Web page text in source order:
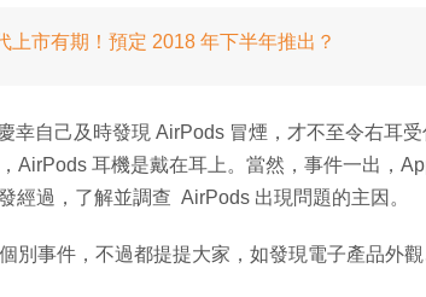
上市有期！預定 2018 年下半年推出？
幸自己及時發現 AirPods 冒煙，才不至令右耳
AirPods 耳機是戴在耳上。當然，事件一出，
經過，了解並調查 AirPods 出現問題的主因。
別事件，不過都提提大家，如發現電子產品外